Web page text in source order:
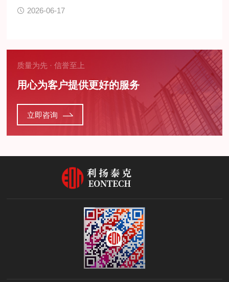
2026-06-17
质量为先 · 信誉至上
用心为客户提供更好的服务
立即咨询